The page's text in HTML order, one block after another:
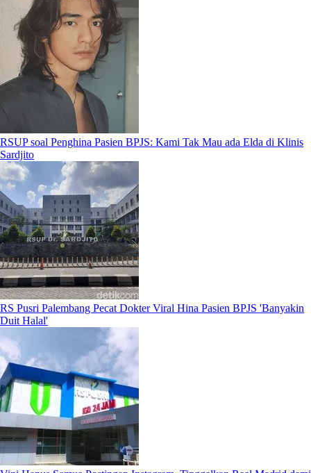
RSUP soal Penghina Pasien BPJS: Kami Tak Mau ada Elda di Klinis
Sardjito
RS Pusri Palembang Pecat Dokter Viral Hina Pasien BPJS 'Banyakin
Duit Halal'